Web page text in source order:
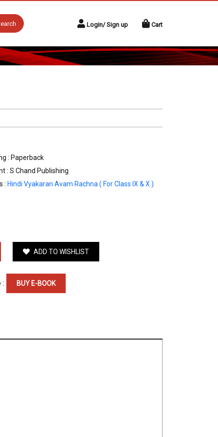
Login/ Sign up Cart
: Paperback
: S Chand Publishing
: Hindi Vyakaran Avam Rachna ( For Class IX & X )
ADD TO WISHLIST
: BUY E-BOOK